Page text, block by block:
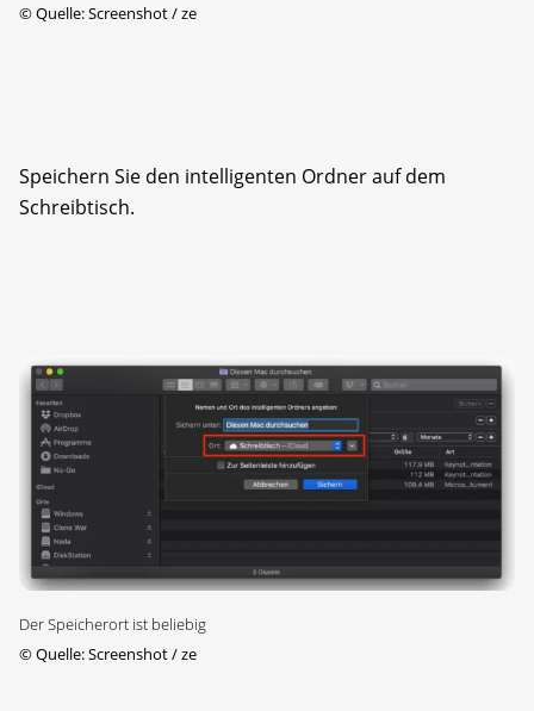
©Quelle: Screenshot / ze
Speichern Sie den intelligenten Ordner auf dem
Schreibtisch.
Der Speicherort ist beliebig
©Quelle: Screenshot / ze